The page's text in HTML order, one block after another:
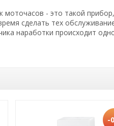
моточасов - это такой
сделать тех
наработки происходит
-